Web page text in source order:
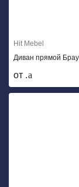
Hit Mebel
Диван прямой
от .